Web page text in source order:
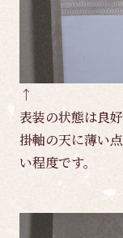
↑
表装の状態は良好
掛軸の天に薄い
い程度です。